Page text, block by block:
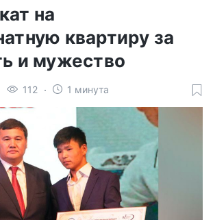
на
квартиру за
и мужество
112 1 минута